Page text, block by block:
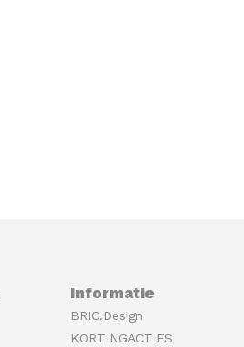
Informatie
BRIC.Design
KORTINGACTIES